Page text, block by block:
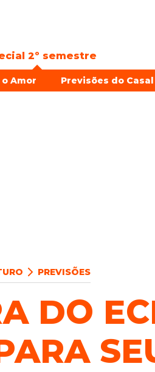
2º semestre
Amor Previsões do
PREVISÕES
DO